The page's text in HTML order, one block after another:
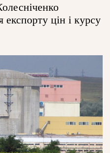
експорту цін і курсу